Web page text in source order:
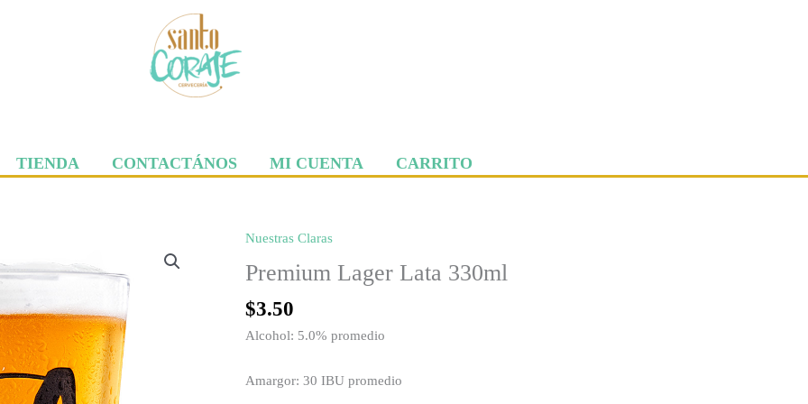
TIENDA CONTACTÁNOS MI CUENTA CARRITO
Nuestras Claras
Premium Lager Lata 330ml
$3.50
Alcohol: 5.0% promedio
Amargor: 30 IBU promedio
Premium
Lager
Lata
330ml
cantidad